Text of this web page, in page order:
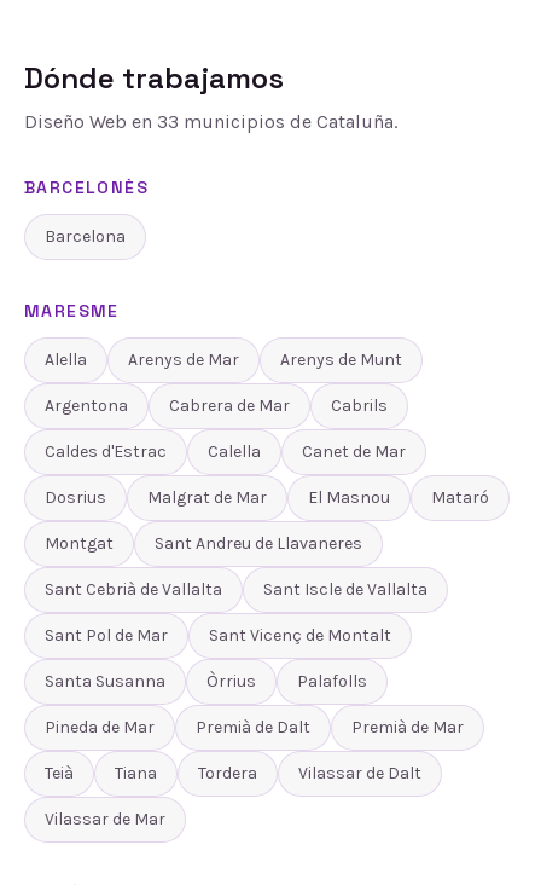
Dónde trabajamos
Diseño Web en 33 municipios de Cataluña.
BARCELONÈS
Barcelona
MARESME
Alella Arenys de Mar Arenys de Munt
Argentona Cabrera de Mar Cabrils
Caldes d'Estrac Calella Canet de Mar
Dosrius Malgrat de Mar El Masnou Mataró
Montgat Sant Andreu de Llavaneres
Sant Cebrià de Vallalta Sant Iscle de Vallalta
Sant Pol de Mar Sant Vicenç de Montalt
Santa Susanna Òrrius Palafolls
Pineda de Mar Premià de Dalt Premià de Mar
Teià Tiana Tordera Vilassar de Dalt
Vilassar de Mar